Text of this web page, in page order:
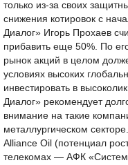
только из-за своих
снижения котировок с
Диалог» Игорь Прохаев
прибавить еще 50%. По
рынок акций в целом
условиях высоких
инвестировать в
Диалог» рекомендует
внимание на такие
металлургическом
Alliance Oil (потенциал
телекомах — АФК